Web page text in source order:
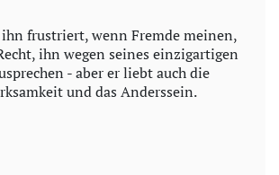
ihn frustriert, wenn Fremde meinen,
ihn wegen seines einzigartigen
- aber er liebt auch die
und das Anderssein.